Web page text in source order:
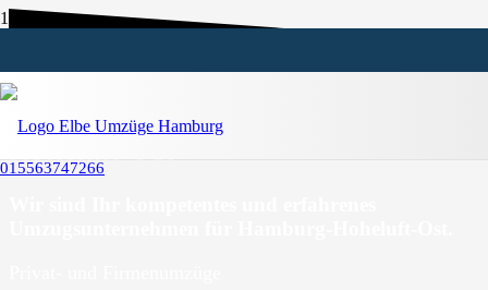
015563747266
Umzugsunternehmen Hamburg-